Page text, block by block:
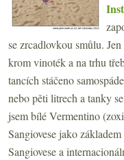
se zrcadlovkou smůlu.
krom vinoték a na trhu
tancích stáčeno
nebo pěti litrech a tanky
jsem bílé Vermentino
Sangiovese jako
Sangiovese a